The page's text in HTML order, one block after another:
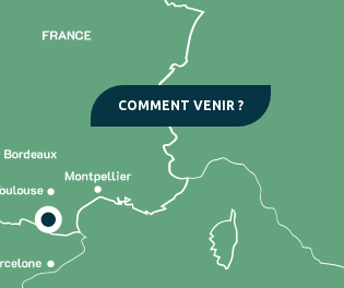
COMMENT VENIR ?